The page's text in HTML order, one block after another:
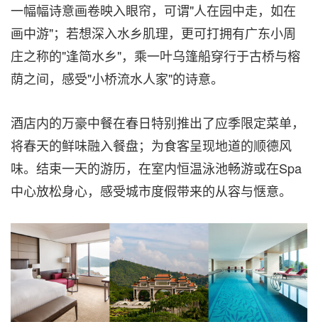
一幅幅诗意画卷映入眼帘，可谓"人在园中走，如在
画中游"；若想深入水乡肌理，更可打拥有广东小周
庄之称的"逢简水乡"，乘一叶乌篷船穿行于古桥与榕
荫之间，感受"小桥流水人家"的诗意。
酒店内的万豪中餐在春日特别推出了应季限定菜单，
将春天的鲜味融入餐盘；为食客呈现地道的顺德风
味。结束一天的游历，在室内恒温泳池畅游或在Spa
中心放松身心，感受城市度假带来的从容与惬意。